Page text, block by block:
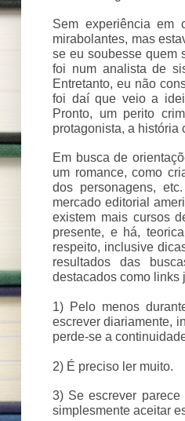
Sem experiência em
mirabolantes, mas
se eu soubesse quem
foi num analista de
Entretanto, eu não
foi daí que veio a
Pronto, um perito
protagonista, a história
Em busca de
um romance, como
dos personagens,
mercado editorial
existem mais cursos
presente, e há,
respeito, inclusive
resultados das
destacados como links
1) Pelo menos
escrever diariamente,
perde-se a
2) É preciso ler muito.
3) Se escrever
simplesmente aceitar